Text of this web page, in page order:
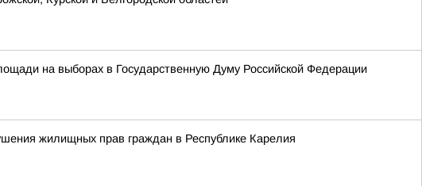
на выборах в Государственную Думу Российской Федерации
жилищных прав граждан в Республике Карелия